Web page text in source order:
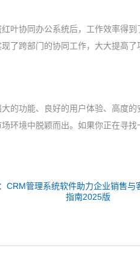
叶协同办公系统后，工作效率得
了跨部门的协同工作，大大提高了
的功能、良好的用户体验、高度的
环境中脱颖而出。如果你正在寻找
CRM管理系统软件助力企业销售与
指南2025版